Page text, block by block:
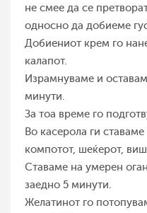
не смее да се
односно да добиеме
Добиениот крем го
калапот.
Израмнуваме и
минути.
За тоа време го
Во касерола ги
компотот, шеќерот,
Ставаме на умерен
заедно 5 минути.
Желатинот го